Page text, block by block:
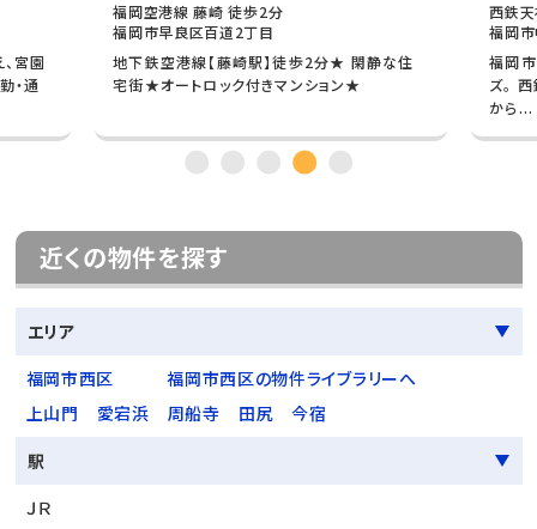
宮園
・通
福岡空港線 藤崎 徒歩2分
福岡市早良区百道2丁目
地下鉄空港線【藤崎駅】徒歩2分★ 閑静な住
宅街★オートロック付きマンション★
西鉄
福岡
福岡
ズ。
から...
近くの物件を探す
エリア
福岡市西区
福岡市西区の物件ライブラリーへ
上山門
愛宕浜 周船寺 田尻
今宿
駅
ＪＲ